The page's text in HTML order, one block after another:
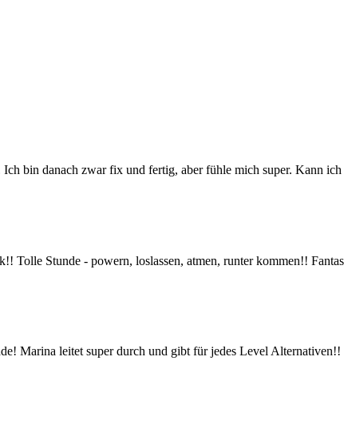
bin danach zwar fix und fertig, aber fühle mich super. Kann
Tolle Stunde - powern, loslassen, atmen, runter kommen!!
Marina leitet super durch und gibt für jedes Level Alternativen!!